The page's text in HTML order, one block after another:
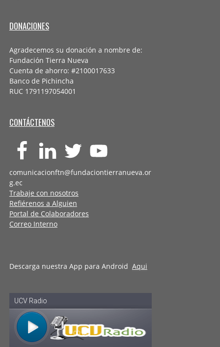
DONACIONES
Agradecemos su donación a nombre de:
Fundación Tierra Nueva
Cuenta de ahorro: #2100017633
Banco de Pichincha
RUC 1791197054001
CONTÁCTENOS
comunicacionftn@fundaciontierranueva.or
g.ec
Trabaje con nosotros
Refiérenos a Alguien
Portal de Colaboradores
Correo Interno
Descarga nuestra App para Android Aqui